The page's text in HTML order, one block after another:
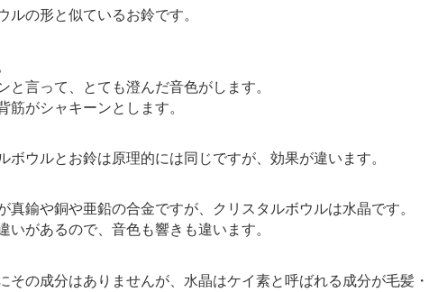
ルの形と似ているお鈴です。
と言って、とても澄んだ音色がします。
筋がシャキーンとします。
ボウルとお鈴は原理的には同じですが、効果が違います。
真鍮や銅や亜鉛の合金ですが、クリスタルボウルは水晶です。
いがあるので、音色も響きも違います。
その成分はありませんが、水晶はケイ素と呼ばれる成分が毛髪・